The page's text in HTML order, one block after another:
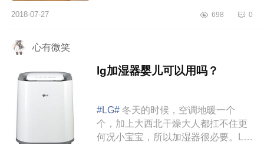
变色，但是，我还是只用白光，毕竟
2018-07-27 698 0
心有微笑
lg加湿器婴儿可以用吗？
#LG# 冬天的时候，空调地暖一个
个，加上大西北干燥大人都扛不住更
何况小宝宝，所以加湿器很必要。LG